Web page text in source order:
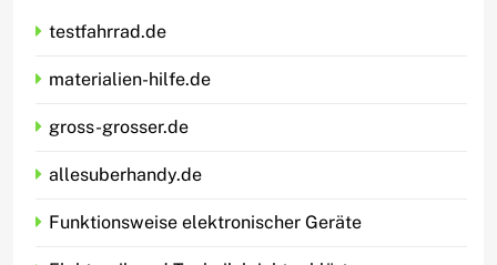
testfahrrad.de
materialien-hilfe.de
gross-grosser.de
allesuberhandy.de
Funktionsweise elektronischer Geräte